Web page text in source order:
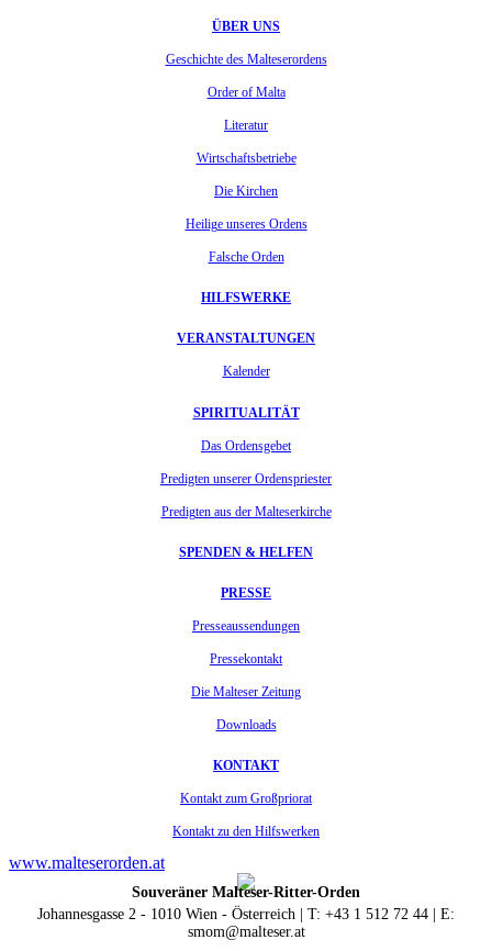
ÜBER UNS
Geschichte des Malteserordens
Order of Malta
Literatur
Wirtschaftsbetriebe
Die Kirchen
Heilige unseres Ordens
Falsche Orden
HILFSWERKE
VERANSTALTUNGEN
Kalender
SPIRITUALITÄT
Das Ordensgebet
Predigten unserer Ordenspriester
Predigten aus der Malteserkirche
SPENDEN & HELFEN
PRESSE
Presseaussendungen
Pressekontakt
Die Malteser Zeitung
Downloads
KONTAKT
Kontakt zum Großpriorat
Kontakt zu den Hilfswerken
www.malteserorden.at
Souveräner Malteser-Ritter-Orden
Johannesgasse 2 - 1010 Wien - Österreich | T: +43 1 512 72 44 | E:
smom@malteser.at